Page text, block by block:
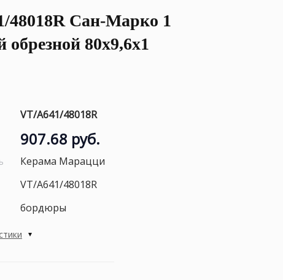
48018R Сан-Марко 1
обрезной 80x9,6x1
VT/A641/48018R
907.68 руб.
Керама Марацци
VT/A641/48018R
бордюры